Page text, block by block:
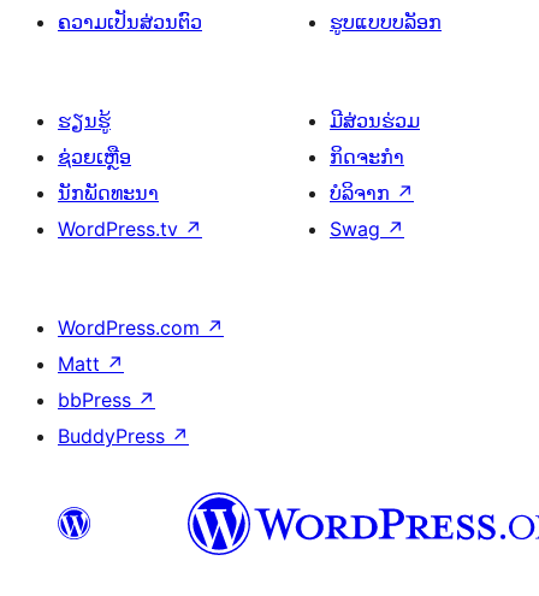
ຄວາມເປັນສ່ວນຕົວ
ຮູບແບບບລັອກ
ຮຽນຮູ້
ຊ່ວຍເຫຼືອ
ນັກພັດທະນາ
WordPress.tv ↗
ມີສ່ວນຮ່ວມ
ກິດຈະກຳ
ບໍລິຈາກ ↗
Swag ↗
WordPress.com ↗
Matt ↗
bbPress ↗
BuddyPress ↗